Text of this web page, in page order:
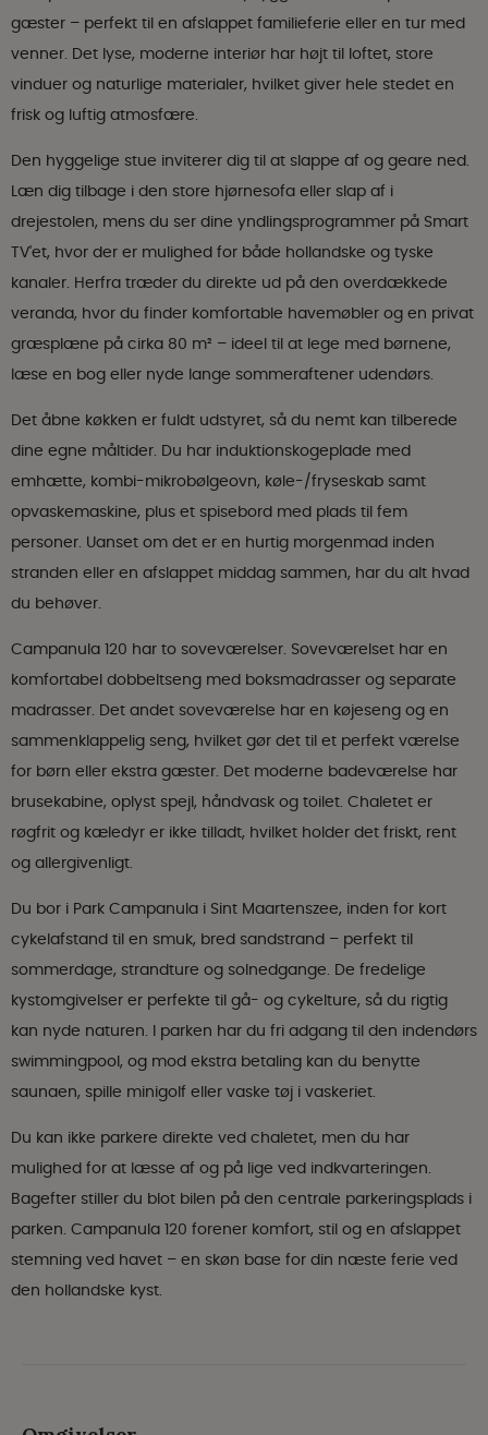
gæster – perfekt til en afslappet familieferie eller en tur med
venner. Det lyse, moderne interiør har højt til loftet, store
vinduer og naturlige materialer, hvilket giver hele stedet en
frisk og luftig atmosfære.
Den hyggelige stue inviterer dig til at slappe af og geare ned.
Læn dig tilbage i den store hjørnesofa eller slap af i
drejestolen, mens du ser dine yndlingsprogrammer på Smart
TV'et, hvor der er mulighed for både hollandske og tyske
kanaler. Herfra træder du direkte ud på den overdækkede
veranda, hvor du finder komfortable havemøbler og en privat
græsplæne på cirka 80 m² – ideel til at lege med børnene,
læse en bog eller nyde lange sommeraftener udendørs.
Det åbne køkken er fuldt udstyret, så du nemt kan tilberede
dine egne måltider. Du har induktionskogeplade med
emhætte, kombi-mikrobølgeovn, køle-/fryseskab samt
opvaskemaskine, plus et spisebord med plads til fem
personer. Uanset om det er en hurtig morgenmad inden
stranden eller en afslappet middag sammen, har du alt hvad
du behøver.
Campanula 120 har to soveværelser. Soveværelset har en
komfortabel dobbeltseng med boksmadrasser og separate
madrasser. Det andet soveværelse har en køjeseng og en
sammenklappelig seng, hvilket gør det til et perfekt værelse
for børn eller ekstra gæster. Det moderne badeværelse har
brusekabine, oplyst spejl, håndvask og toilet. Chaletet er
røgfrit og kæledyr er ikke tilladt, hvilket holder det friskt, rent
og allergivenligt.
Du bor i Park Campanula i Sint Maartenszee, inden for kort
cykelafstand til en smuk, bred sandstrand – perfekt til
sommerdage, strandture og solnedgange. De fredelige
kystomgivelser er perfekte til gå- og cykelture, så du rigtig
kan nyde naturen. I parken har du fri adgang til den indendørs
swimmingpool, og mod ekstra betaling kan du benytte
saunaen, spille minigolf eller vaske tøj i vaskeriet.
Du kan ikke parkere direkte ved chaletet, men du har
mulighed for at læsse af og på lige ved indkvarteringen.
Bagefter stiller du blot bilen på den centrale parkeringsplads i
parken. Campanula 120 forener komfort, stil og en afslappet
stemning ved havet – en skøn base for din næste ferie ved
den hollandske kyst.